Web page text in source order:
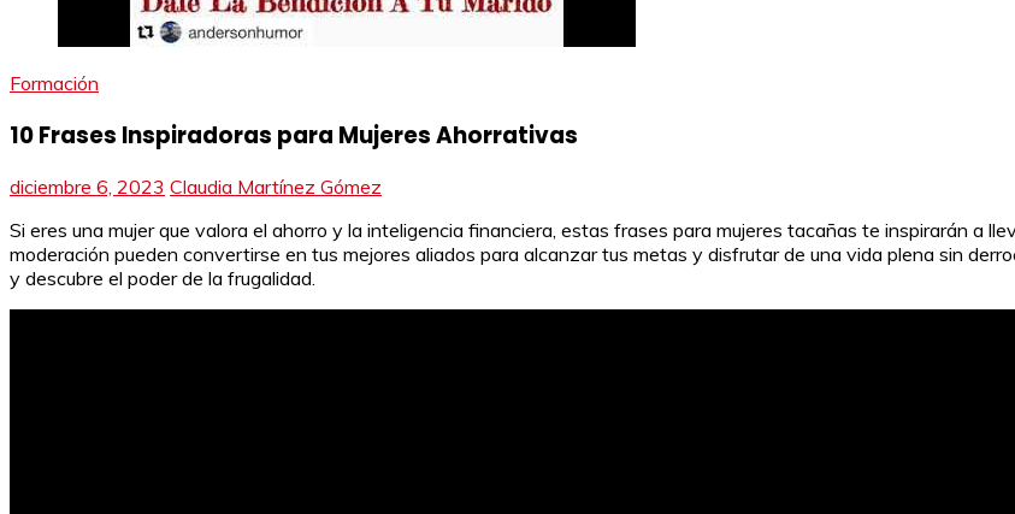
Formación
10 Frases Inspiradoras para Mujeres Ahorrativas
diciembre 6, 2023 Claudia Martínez Gómez
Si eres una mujer que valora el ahorro y la inteligencia financiera, estas frases para mujeres tacañas te inspirarán a
moderación pueden convertirse en tus mejores aliados para alcanzar tus metas y disfrutar de una vida plena sin
y descubre el poder de la frugalidad.